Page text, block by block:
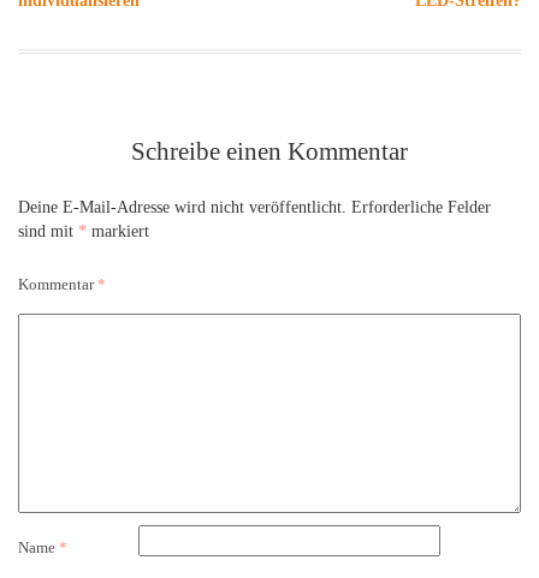
Schreibe einen Kommentar
Deine E-Mail-Adresse wird nicht veröffentlicht. Erforderliche Felder
sind mit * markiert
Kommentar *
Name *